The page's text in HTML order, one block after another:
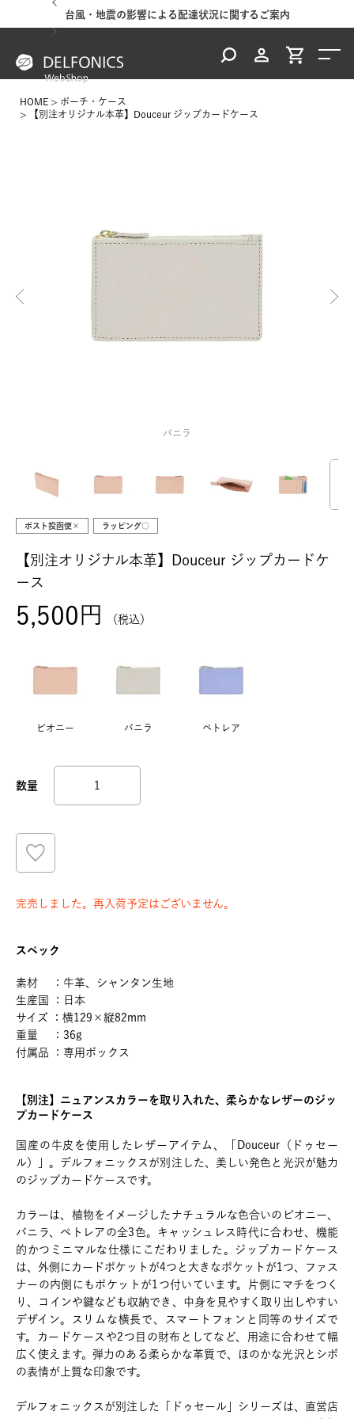
台風・地震の影響による配達状況に関するご案内
HOME
ポーチ・ケース
【別注オリジナル本革】Douceur ジップカードケース
バニラ
ポスト投函便× ラッピング○
【別注オリジナル本革】Douceur ジップカードケ
ース
5,500 税込
ピオニー バニラ ペトレア
完売しました。再入荷予定はございません。
スペック
素材 ：牛革、シャンタン生地
生産国 ：日本
サイズ ：横129×縦82mm
重量 ：36g
付属品 ：専用ボックス
【別注】ニュアンスカラーを取り入れた、柔らかなレザーのジッ
プカードケース
国産の牛皮を使用したレザーアイテム、「Douceur（ドゥセー
ル）」。デルフォニックスが別注した、美しい発色と光沢が魅力
のジップカードケースです。
カラーは、植物をイメージしたナチュラルな色合いのピオニー、
バニラ、ぺトレアの全3色。キャッシュレス時代に合わせ、機能
的かつミニマルな仕様にこだわりました。ジップカードケース
は、外側にカードポケットが4つと大きなポケットが1つ、ファス
ナーの内側にもポケットが1つ付いています。片側にマチをつく
り、コインや鍵なども収納でき、中身を見やすく取り出しやすい
デザイン。スリムな横長で、スマートフォンと同等のサイズで
す。カードケースや2つ目の財布としてなど、用途に合わせて幅
広く使えます。弾力のある柔らかな革質で、ほのかな光沢とシボ
の表情が上質な印象です。
デルフォニックスが別注した「ドゥセール」シリーズは、直営店